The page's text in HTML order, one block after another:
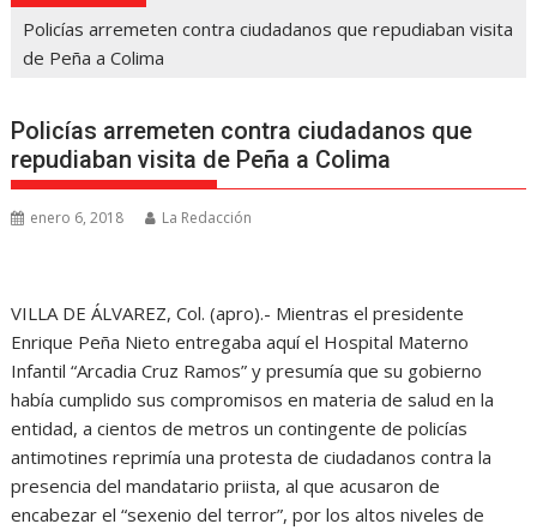
Policías arremeten contra ciudadanos que repudiaban visita
de Peña a Colima
Policías arremeten contra ciudadanos que
repudiaban visita de Peña a Colima
enero 6, 2018 La Redacción
VILLA DE ÁLVAREZ, Col. (apro).- Mientras el presidente
Enrique Peña Nieto entregaba aquí el Hospital Materno
Infantil “Arcadia Cruz Ramos” y presumía que su gobierno
había cumplido sus compromisos en materia de salud en la
entidad, a cientos de metros un contingente de policías
antimotines reprimía una protesta de ciudadanos contra la
presencia del mandatario priista, al que acusaron de
encabezar el “sexenio del terror”, por los altos niveles de